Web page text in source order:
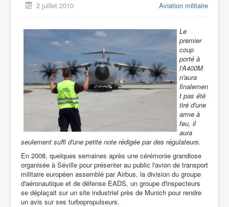
2 juillet 2010 Aviation militaire
Le
premier
coup
porté à
l'A400M
n'aura
finalemen
t pas été
tiré d'une
arme à
feu, il
aura
seulement suffi d'une petite note rédigée par des régulateurs.
En 2008, quelques semaines après une cérémonie grandiose
organisée à Séville pour présenter au public l'avion de transport
militaire européen assemblé par Airbus, la division du groupe
d'aéronautique et de défense EADS, un groupe d'inspecteurs
se déplaçait sur un site industriel près de Munich pour rendre
un avis sur ses turbopropulseurs.